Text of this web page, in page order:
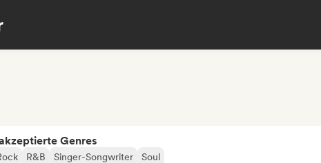
Genres
R&B Singer-Songwriter Soul